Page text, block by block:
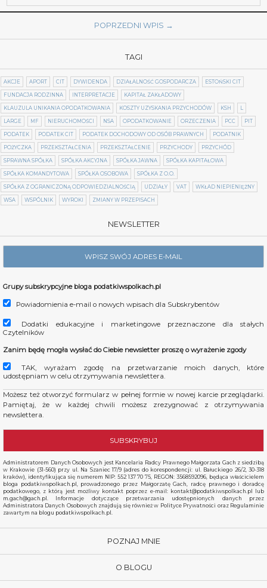
POPRZEDNI WPIS →
TAGI
AKCJE APORT CIT DYWIDENDA DZIAŁALNOŚĆ GOSPODARCZA ESTOŃSKI CIT
FUNDACJA RODZINNA INTERPRETACJE KAPITAŁ ZAKŁADOWY
KLAUZULA UNIKANIA OPODATKOWANIA KOSZTY UZYSKANIA PRZYCHODÓW KSH
LARGE MF NIERUCHOMOŚCI NSA OPODATKOWANIE ORZECZENIA PCC PIT
PODATEK PODATEK CIT PODATEK DOCHODOWY OD OSÓB PRAWNYCH PODATNIK
POŻYCZKA PRZEKSZTAŁCENIA PRZEKSZTAŁCENIE PRZYCHODY PRZYCHÓD
SPRAWNA SPÓŁKA SPÓŁKA AKCYJNA SPÓŁKA JAWNA SPÓŁKA KAPITAŁOWA
SPÓŁKA KOMANDYTOWA SPÓŁKA OSOBOWA SPÓŁKA Z O.O.
SPÓŁKA Z OGRANICZONĄ ODPOWIEDZIALNOŚCIĄ UDZIAŁY VAT WKŁAD NIEPIENIĘŻNY
WSA WSPÓLNIK WYROKI ZMIANY W PRZEPISACH
NEWSLETTER
Grupy subskrypcyjne bloga podatkiwspolkach.pl
Powiadomienia e-mail o nowych wpisach dla Subskrybentów
Dodatki edukacyjne i marketingowe przeznaczone dla stałych
Czytelników
Zanim będę mogła wysłać do Ciebie newsletter proszę o wyrażenie zgody
TAK, wyrażam zgodę na przetwarzanie moich danych, które
udostępniam w celu otrzymywania newslettera.
Możesz też otworzyć formularz w pełnej formie w nowej karcie przeglądarki.
Pamiętaj, że w każdej chwili możesz zrezygnować z otrzymywania
newslettera.
Administratorem Danych Osobowych jest Kancelaria Radcy Prawnego Małgorzata Gach z siedzibą
w Krakowie (31-560) przy ul. Na Szaniec 17/9 (adres do korespondencji: ul. Bałuckiego 26/2, 30-318
kraków), identyfikująca się numerem NIP: 552 137 70 75, REGON: 3568592096, będąca właścicielem
bloga podatkiwspolkach.pl, prowadzonego przez Małgorzatę Gach, radcę prawnego i doradcę
podatkowego, z którą jest możliwy kontakt poprzez e-mail: kontakt@podatkiwspolkach.pl lub
m.gach@gach.pl. Informacje dotyczące przetwarzania udostępnionych danych przez
Administratora Danych Osobowych znajdują się również w Polityce Prywatności oraz Regulaminie
zawartym na blogu podatkiwspolkach.pl.
POZNAJ MNIE
O BLOGU